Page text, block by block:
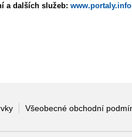
a dalších služeb: www.portaly.info
Všeobecné obchodní